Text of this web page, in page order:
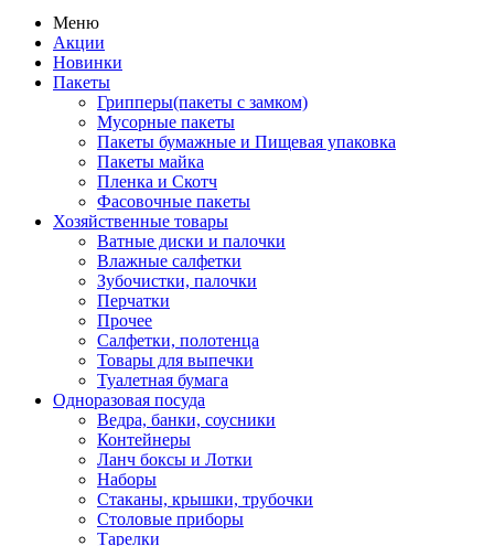
Меню
Акции
Новинки
Пакеты
Грипперы(пакеты с замком)
Мусорные пакеты
Пакеты бумажные и Пищевая упаковка
Пакеты майка
Пленка и Скотч
Фасовочные пакеты
Хозяйственные товары
Ватные диски и палочки
Влажные салфетки
Зубочистки, палочки
Перчатки
Прочее
Салфетки, полотенца
Товары для выпечки
Туалетная бумага
Одноразовая посуда
Ведра, банки, соусники
Контейнеры
Ланч боксы и Лотки
Наборы
Стаканы, крышки, трубочки
Столовые приборы
Тарелки